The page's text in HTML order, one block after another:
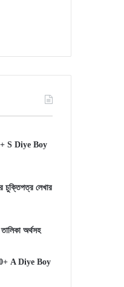
S Diye Boy
চুক্তিপত্র লেখার
অর্থসহ
A Diye Boy